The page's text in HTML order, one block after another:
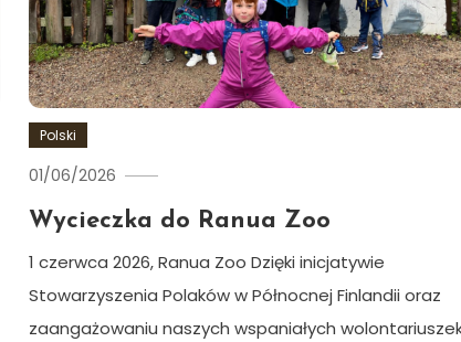
Polski
01/06/2026
Hildén
Wycieczka do Ranua Zoo
1 czerwca 2026, Ranua Zoo Dzięki inicjatywie
Stowarzyszenia Polaków w Północnej Finlandii oraz
zaangażowaniu naszych wspaniałych